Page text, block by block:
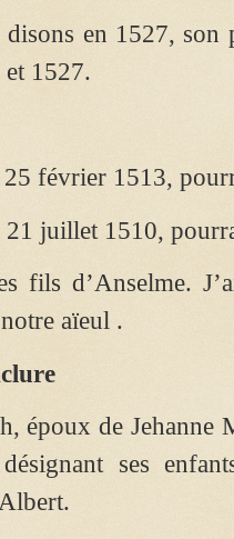
en 1527, son
1527.
février 1513,
juillet 1510,
fils d’Anselme.
aïeul .
époux de Jehanne
ses